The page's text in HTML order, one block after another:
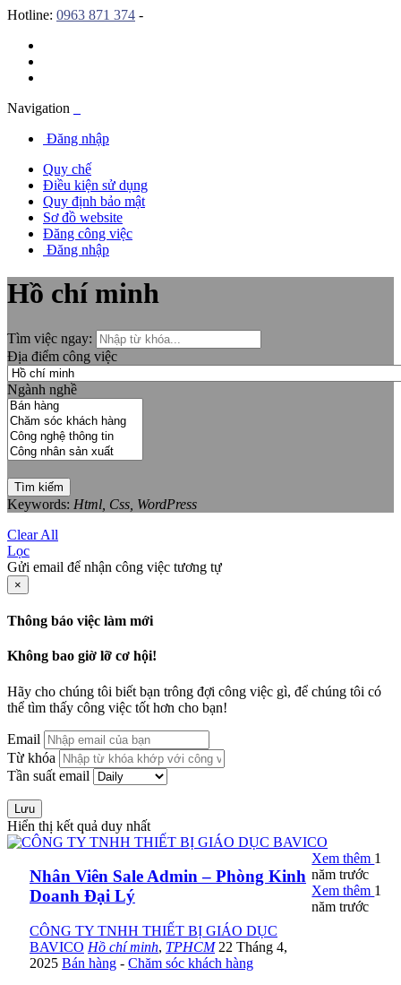
Hotline: 0963 871 374 -
Navigation
Đăng nhập
Quy chế
Điều kiện sử dụng
Quy định bảo mật
Sơ đồ website
Đăng công việc
Đăng nhập
Hồ chí minh
Tìm việc ngay:
Địa điểm công việc
Ngành nghề
Tìm kiếm
Keywords: Html, Css, WordPress
Clear All
Lọc
Gửi email để nhận công việc tương tự
×
Thông báo việc làm mới
Không bao giờ lỡ cơ hội!
Hãy cho chúng tôi biết bạn trông đợi công việc gì, để chúng tôi có
thể tìm thấy công việc tốt hơn cho bạn!
Email
Từ khóa
Tần suất email
Lưu
Hiển thị kết quả duy nhất
Nhân Viên Sale Admin – Phòng Kinh
Doanh Đại Lý
CÔNG TY TNHH THIẾT BỊ GIÁO DỤC
BAVICO Hồ chí minh, TPHCM 22 Tháng 4,
2025 Bán hàng - Chăm sóc khách hàng
Xem thêm 1
năm trước
Xem thêm 1
năm trước